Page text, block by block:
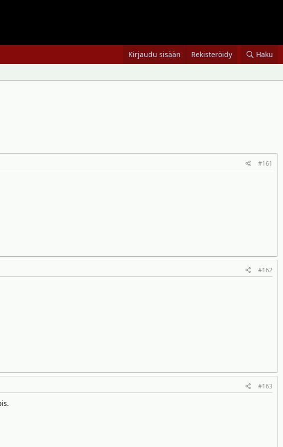
Kirjaudu sisään Rekisteröidy Haku
#161
#162
#163